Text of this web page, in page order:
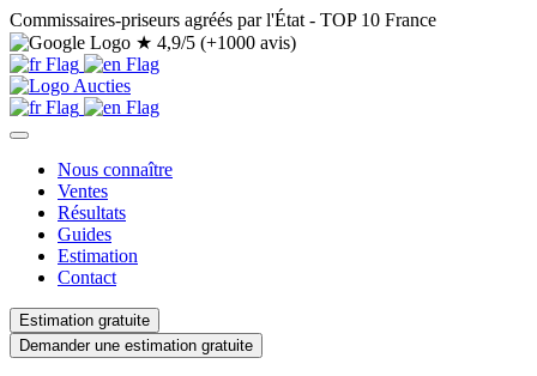
Commissaires-priseurs agréés par l'État - TOP 10 France
★ 4,9/5 (+1000 avis)
Nous connaître
Ventes
Résultats
Guides
Estimation
Contact
Estimation gratuite
Demander une estimation gratuite